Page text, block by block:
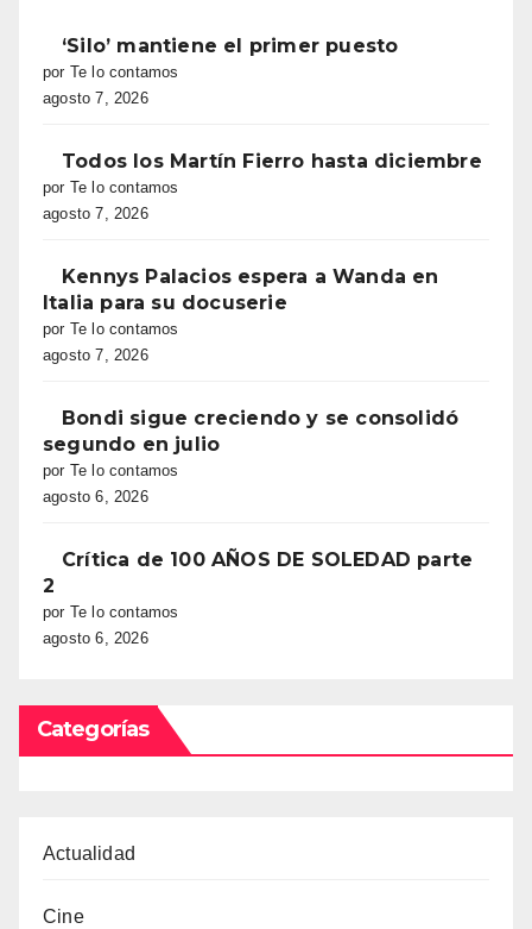
‘Silo’ mantiene el primer puesto
por Te lo contamos
agosto 7, 2026
Todos los Martín Fierro hasta diciembre
por Te lo contamos
agosto 7, 2026
Kennys Palacios espera a Wanda en
Italia para su docuserie
por Te lo contamos
agosto 7, 2026
Bondi sigue creciendo y se consolidó
segundo en julio
por Te lo contamos
agosto 6, 2026
Crítica de 100 AÑOS DE SOLEDAD parte
2
por Te lo contamos
agosto 6, 2026
Categorías
Actualidad
Cine